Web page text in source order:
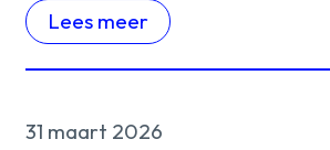
Lees meer
31 maart 2026